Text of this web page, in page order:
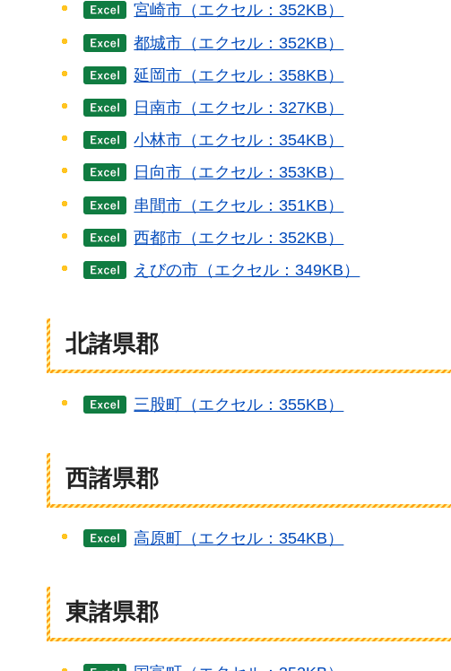
宮崎市（エクセル：352KB）
都城市（エクセル：352KB）
延岡市（エクセル：358KB）
日南市（エクセル：327KB）
小林市（エクセル：354KB）
日向市（エクセル：353KB）
串間市（エクセル：351KB）
西都市（エクセル：352KB）
えびの市（エクセル：349KB）
北諸県郡
三股町（エクセル：355KB）
西諸県郡
高原町（エクセル：354KB）
東諸県郡